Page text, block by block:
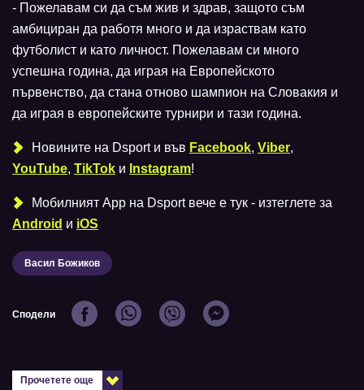
- Пожелавам си да съм жив и здрав, защото съм
амбициран да работя много и да израствам като
футболист и като личност. Пожелавам си много
успешна година, да играя на Европейското
първенство, да стана отново шампион на Словакия и
да играя в европейските турнири и тази година.
Новините на Dsport и във Facebook, Viber,
YouTube, TikTok и Instagram!
Мобилният Аpp на Dsport вече е тук - изтеглете за
Android и iOS
Васил Божиков
Сподели
Прочетете още